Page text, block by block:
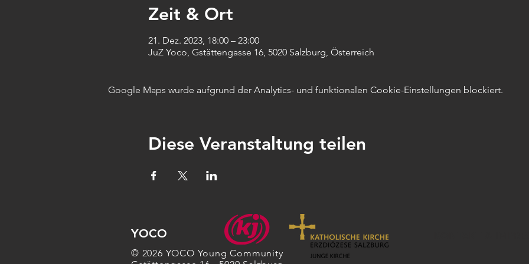
Zeit & Ort
21. Dez. 2023, 18:00 – 23:00
JuZ Yoco, Gstättengasse 16, 5020 Salzburg, Österreich
Google Maps wurde aufgrund der Analytics- und funktionalen Cookie-Einstellungen blockiert.
Diese Veranstaltung teilen
YOCO
© 2026 YOCO Young Community